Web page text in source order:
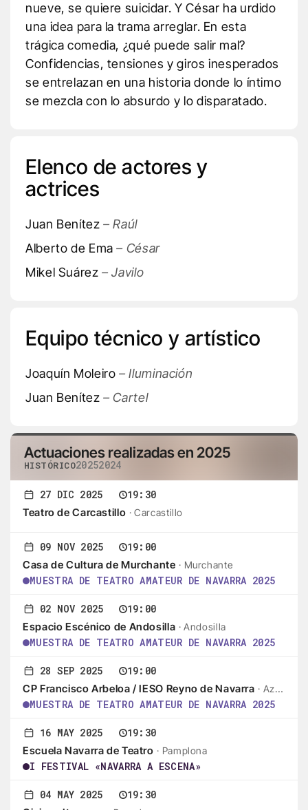
nueve, se quiere suicidar. Y César ha urdido
una idea para la trama arreglar. En esta
trágica comedia, ¿qué puede salir mal?
Confidencias, tensiones y giros inesperados
se entrelazan en una historia donde lo íntimo
se mezcla con lo absurdo y lo disparatado.
Elenco de actores y
actrices
Juan Benítez – Raúl
Alberto de Ema – César
Mikel Suárez – Javilo
Equipo técnico y artístico
Joaquín Moleiro – Iluminación
Juan Benítez – Cartel
Actuaciones realizadas en 2025
HISTÓRICO20252024
27 DIC 2025
19:30
Teatro de Carcastillo · Carcastillo
09 NOV 2025
19:00
Casa de Cultura de Murchante · Murchante
MUESTRA DE TEATRO AMATEUR DE NAVARRA 2025
02 NOV 2025
19:00
Espacio Escénico de Andosilla · Andosilla
MUESTRA DE TEATRO AMATEUR DE NAVARRA 2025
28 SEP 2025
19:00
CP Francisco Arbeloa / IESO Reyno de Navarra · Azagra
MUESTRA DE TEATRO AMATEUR DE NAVARRA 2025
16 MAY 2025
19:30
Escuela Navarra de Teatro · Pamplona
I FESTIVAL «NAVARRA A ESCENA»
04 MAY 2025
19:30